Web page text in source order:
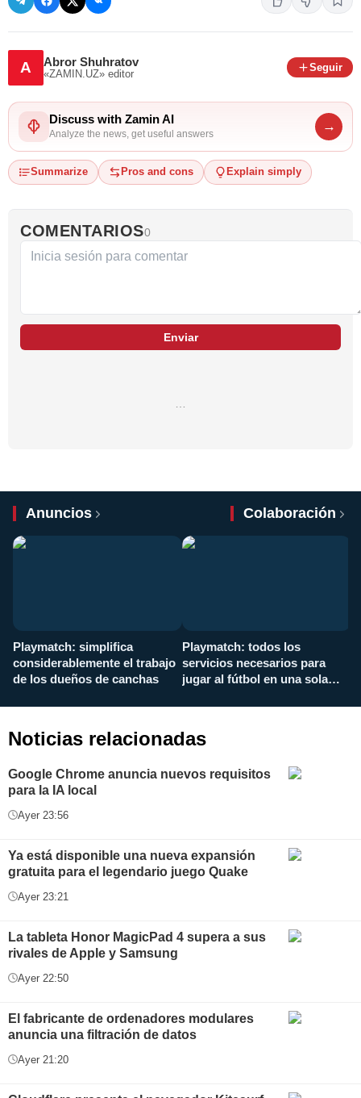
A Abror Shuhratov
«ZAMIN.UZ» editor
Seguir
Discuss with Zamin AI
Analyze the news, get useful answers
→
Summarize Pros and cons Explain simply
COMENTARIOS0
Enviar
Anuncios Colaboración
Playmatch: simplifica
considerablemente el trabajo
de los dueños de canchas
Playmatch: todos los
servicios necesarios para
jugar al fútbol en una sola
Noticias relacionadas
Google Chrome anuncia nuevos requisitos
para la IA local
Ayer 23:56
Ya está disponible una nueva expansión
gratuita para el legendario juego Quake
Ayer 23:21
La tableta Honor MagicPad 4 supera a sus
rivales de Apple y Samsung
Ayer 22:50
El fabricante de ordenadores modulares
anuncia una filtración de datos
Ayer 21:20